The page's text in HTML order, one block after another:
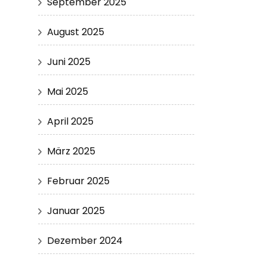
August 2025
Juni 2025
Mai 2025
April 2025
März 2025
Februar 2025
Januar 2025
Dezember 2024